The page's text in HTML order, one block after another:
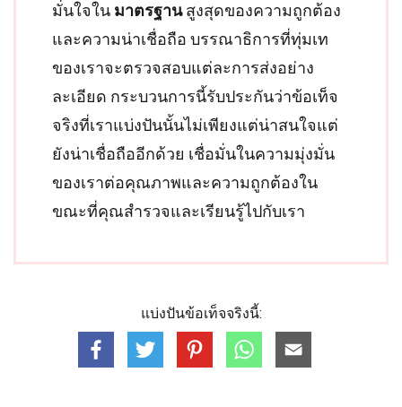
มั่นใจใน มาตรฐานสูงสุดของความถูกต้อง
และความน่าเชื่อถือ บรรณาธิการที่ทุ่มเท
ของเราจะตรวจสอบแต่ละการส่งอย่าง
ละเอียด กระบวนการนี้รับประกันว่าข้อเท็จ
จริงที่เราแบ่งปันนั้นไม่เพียงแต่น่าสนใจแต่
ยังน่าเชื่อถืออีกด้วย เชื่อมั่นในความมุ่งมั่น
ของเราต่อคุณภาพและความถูกต้องใน
ขณะที่คุณสำรวจและเรียนรู้ไปกับเรา
แบ่งปันข้อเท็จจริงนี้: